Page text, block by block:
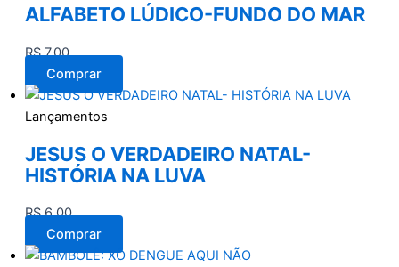
ALFABETO LÚDICO-FUNDO DO MAR
R$7,00
Comprar
Lançamentos
JESUS O VERDADEIRO NATAL-
HISTÓRIA NA LUVA
R$6,00
Comprar